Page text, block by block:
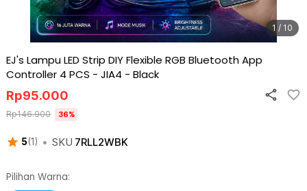
1 / 10
EJ's Lampu LED Strip DIY Flexible RGB Bluetooth App
Controller 4 PCS - JIA4 - Black
5(1 ) • SKU 7RLL2WBK
Rp95.000
Rp146.900 36%
Pilihan Warna: